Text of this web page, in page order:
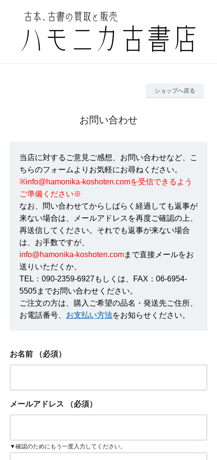
ショップへ戻る
お問い合わせ
当店に対するご意見ご感想、お問い合わせなど、こ
ちらのフォームよりお気軽にお尋ねください。
※info@hamonika-koshoten.comを受信できるよう
ご準備ください※
なお、問い合わせてからしばらく経過しても返事が
来ない場合は、メールアドレスを再度ご確認の上、
再送信してください。それでも返事が来ない場合
は、お手数ですが、
info@hamonika-koshoten.comまで直接メールをお
送りいただくか、
TEL：090-2359-6927もしくは、FAX：06-6954-
5505までお問い合わせください。
ご注文の方は、購入ご希望の品名・発送先ご住所、
お電話番号、 お支払い方法をお知らせください。
お名前 （必須）
メールアドレス （必須）
▼確認のためにもう一度入力してください。